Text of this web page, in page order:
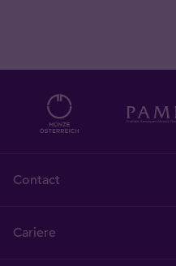
Contact
Cariere